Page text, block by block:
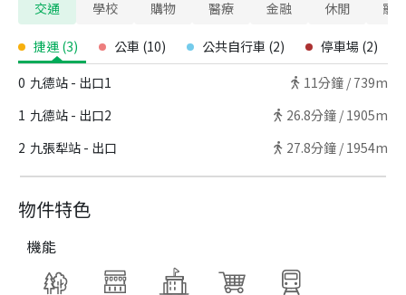
物件特色
機能
交通 學校 購物 醫療 金融 休閒 寵
捷運 (3) 公車 (10) 公共自行車 (2) 停車場 (2)
0 九德站 - 出口1 11分鐘 / 739m
1 九德站 - 出口2 26.8分鐘 / 1905m
2 九張犁站 - 出口 27.8分鐘 / 1954m